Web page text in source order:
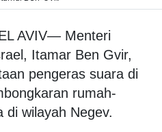
AVIV— Menteri
Itamar Ben Gvir,
pengeras suara di
rumah-
di wilayah Negev.